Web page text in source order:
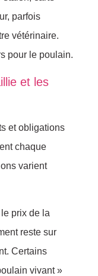
parfois
vétérinaire.
pour le poulain.
et les
et obligations
chaque
varient
prix de la
reste sur
Certains
vivant »